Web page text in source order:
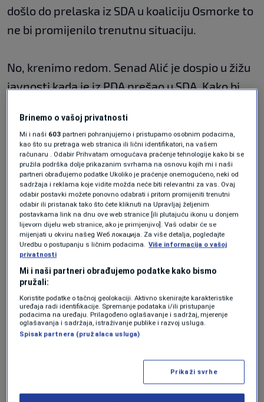
došlo do prelaska iz SDA u koaliciju Osmorke to
ne bi promijenilo trenutnu situaciju.
No, krenimo redom. Senad Alić je dospio u žižu
javnosti kada je iz PDA prešao u SDA. Kako bi
pozvali smo Alića. On je u razgovoru za N1
kazao kako ovo nije tačno te da je riječ samo o
medijskim špekulacijama.
"Pravo da vam kažem mene niko nije
kontaktirao. To je medijski nešto procurilo.
Mogu vama da kažem da se to neće desiti.
Ostajem kao samostalni poslanik u većini koju
smo već napravili. Vjerovatno im je potreban
određen broj ruku, da li u Domu naroda ili u
Skupštini TK, pa šire ovakve priče. Ja neću
mijenjati mišljenje, država mi je ispred svega.
rekao da Refik Lendo ne želi dati potpis za
formiranje Vlade FBiH, to tako govore iz
Brinemo o vašoj privatnosti
Mi i naši 603 partneri pohranjujemo i pristupamo osobnim podacima,
kao što su pretraga web stranica ili lični identifikatori, na vašem
računaru . Odabir Prihvatam omogućava praćenje tehnologije kako bi se
pružila podrška dolje prikazanim svrhama na osnovu kojih mi i naši
partneri obrađujemo podatke Ukoliko je praćenje onemogućeno, neki od
sadržaja i reklama koje vidite možda neće biti relevantni za vas. Ovaj
odabir postavki možete ponovno odabrati i pritom promijeniti trenutni
odabir ili pristanak tako što ćete kliknuti na Upravljaj željenim
postavkama link na dnu ove web stranice [ili plutajuću ikonu u donjem
lijevom dijelu web stranice, ako je primjenjivo]. Vaš odabir će se
mijenjati u okviru našeg Wеб локација. Za više detalja, pogledajte
Uredbu o postupanju s ličnim podacima. Više informacija o vašoj
privatnosti
Mi i naši partneri obrađujemo podatke kako bismo
pružali:
Koristite podatke o tačnoj geolokaciji. Aktivno skenirajte karakteristike
uređaja radi identifikacije. Spremanje podataka i/ili pristupanje
podacima na uređaju. Prilagođeno oglašavanje i sadržaj, mjerenje
oglašavanja i sadržaja, istraživanje publike i razvoj usluga.
Spisak partnera (pružalaca usluga)
Prikaži svrhe